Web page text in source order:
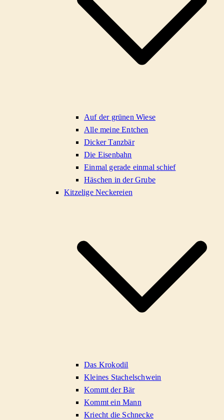
Auf der grünen Wiese
Alle meine Entchen
Dicker Tanzbär
Die Eisenbahn
Einmal gerade einmal schief
Häschen in der Grube
Kitzelige Neckereien
Das Krokodil
Kleines Stachelschwein
Kommt der Bär
Kommt ein Mann
Kriecht die Schnecke